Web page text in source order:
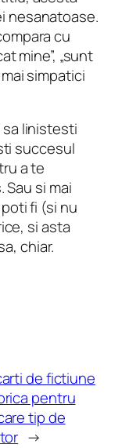
nesanatoase.
cu
mine”, „sunt
simpatici
sa linistesti
succesul
a te
Sau si mai
fi (si nu
si asta
chiar.
de fictiune
pentru
tip de
→